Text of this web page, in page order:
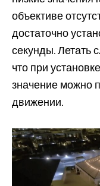
объективе
достаточно
секунды. Летать
что при
значение можно
движении.